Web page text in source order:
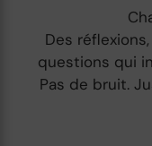
Des
questions qui
Pas de bruit.